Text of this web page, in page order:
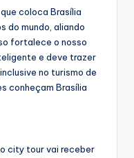
coloca Brasília
do mundo, aliando
fortalece o nosso
e deve trazer
no turismo de
conheçam Brasília
city tour vai receber